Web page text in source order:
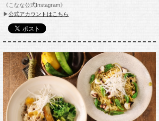
《こなな公式Instagram》
▶公式アカウントはこちら